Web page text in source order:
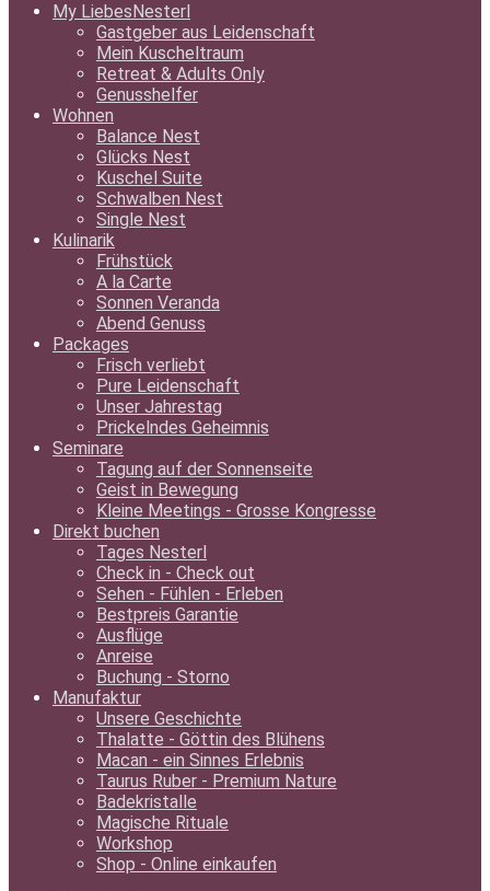
My LiebesNesterl
Gastgeber aus Leidenschaft
Mein Kuscheltraum
Retreat & Adults Only
Genusshelfer
Wohnen
Balance Nest
Glücks Nest
Kuschel Suite
Schwalben Nest
Single Nest
Kulinarik
Frühstück
A la Carte
Sonnen Veranda
Abend Genuss
Packages
Frisch verliebt
Pure Leidenschaft
Unser Jahrestag
Prickelndes Geheimnis
Seminare
Tagung auf der Sonnenseite
Geist in Bewegung
Kleine Meetings - Grosse Kongresse
Direkt buchen
Tages Nesterl
Check in - Check out
Sehen - Fühlen - Erleben
Bestpreis Garantie
Ausflüge
Anreise
Buchung - Storno
Manufaktur
Unsere Geschichte
Thalatte - Göttin des Blühens
Macan - ein Sinnes Erlebnis
Taurus Ruber - Premium Nature
Badekristalle
Magische Rituale
Workshop
Shop - Online einkaufen